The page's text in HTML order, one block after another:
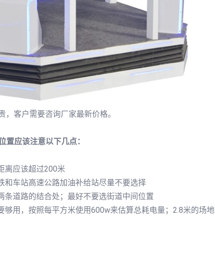
客户需要咨询厂家最新价格。
应该注意以下几点：
离应该超过200米
和车站高速公路加油补给站尽量不要选择
条道路的结合处；最好不要选街道中间位置
够用，按照每平方米使用600w来估算总耗电量；2.8米的场地